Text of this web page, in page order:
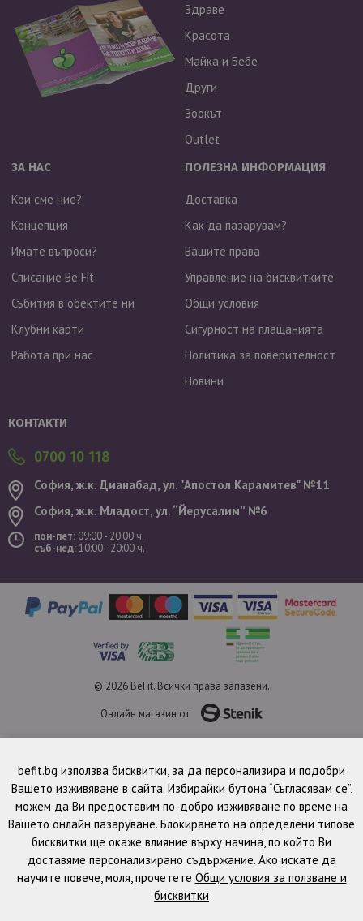
Здраве
Красота
Майка и Бебе
Други
Зоокът
Outlet
ЗА НАС
Кои сме ние?
Концепция
Имате въпроси?
Списание Be Fit
Събития в обектите ни
Клубни карти
Работа при нас
ПОЛЕЗНА ИНФОРМАЦИЯ
Доставка
Как да пазарувам?
Вашите права
Управление на бисквитките
Общи условия
Сигурност на плащанията
Политика за поверителност
Новини
КОНТАКТИ
0700 10 118
София, ж.к. Дианабад, ул. "Aпостол Карамитев" №11
София, ж.к. Младост, ул. “Йерусалим” №6
пон-пет: 09:00 - 20:00 ч.
съб-нед:10:00 - 20:00 ч.
© 2026 BeFit. Всички права запазени.
Онлайн магазин от
befit.bg използва бисквитки, за да персонализира и подобри
Вашето изживяване в сайта. Избирайки бутона “Съгласявам се”,
можем да Ви предоставим по-добро изживяване по време на
Вашето онлайн пазаруване. Блокирането на определени типове
бисквитки ще окаже влияние върху начина, по който Ви
доставяме персонализирано съдържание. Ако искате да
научите повече, моля, прочетете Общи условия за ползване и
бисквитки